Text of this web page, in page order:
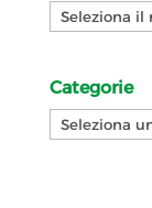
Archivi
Categorie
Categorie